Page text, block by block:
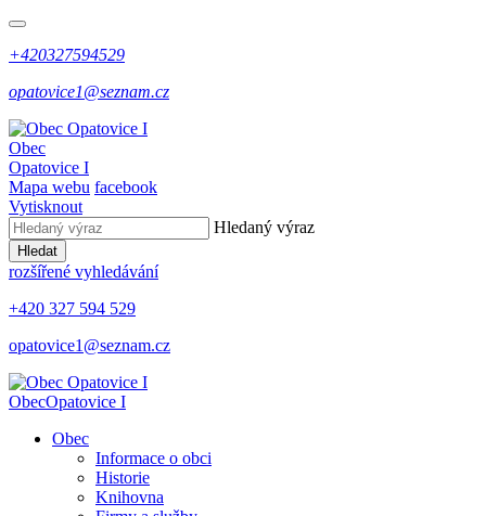
+420327594529
opatovice1@seznam.cz
Obec
Opatovice I
Mapa webu facebook
Vytisknout
Hledaný výraz
Hledat
rozšířené vyhledávání
+420 327 594 529
opatovice1@seznam.cz
ObecOpatovice I
Obec
Informace o obci
Historie
Knihovna